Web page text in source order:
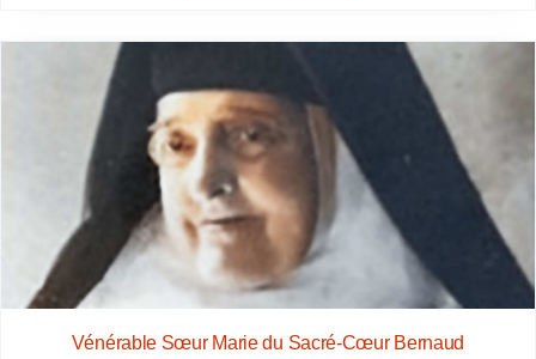
Vénérable Sœur Marie du Sacré-Cœur Bernaud